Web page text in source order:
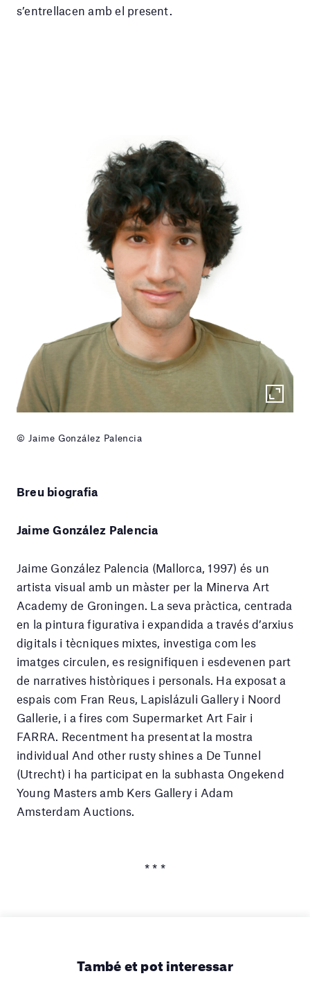
s’entrellacen amb el present.
© Jaime González Palencia
Breu biografia
Jaime González Palencia
Jaime González Palencia (Mallorca, 1997) és un
artista visual amb un màster per la Minerva Art
Academy de Groningen. La seva pràctica, centrada
en la pintura figurativa i expandida a través d’arxius
digitals i tècniques mixtes, investiga com les
imatges circulen, es resignifiquen i esdevenen part
de narratives històriques i personals. Ha exposat a
espais com Fran Reus, Lapislázuli Gallery i Noord
Gallerie, i a fires com Supermarket Art Fair i
FARRA. Recentment ha presentat la mostra
individual And other rusty shines a De Tunnel
(Utrecht) i ha participat en la subhasta Ongekend
Young Masters amb Kers Gallery i Adam
Amsterdam Auctions.
* * *
També et pot interessar